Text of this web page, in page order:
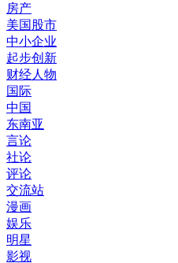
房产
美国股市
中小企业
起步创新
财经人物
国际
中国
东南亚
言论
社论
评论
交流站
漫画
娱乐
明星
影视